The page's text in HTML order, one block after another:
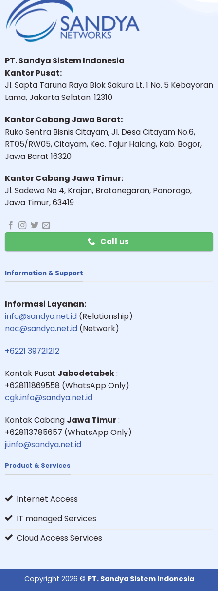
PT. Sandya Sistem Indonesia
Kantor Pusat:
Jl. Sapta Taruna Raya Blok Sakura Lt. 1 No. 5 Kebayoran
Lama, Jakarta Selatan, 12310
Kantor Cabang Jawa Barat:
Ruko Sentra Bisnis Citayam, Jl. Desa Citayam No.6,
RT05/RW05, Citayam, Kec. Tajur Halang, Kab. Bogor,
Jawa Barat 16320
Kantor Cabang Jawa Timur:
Jl. Sadewo No 4, Krajan, Brotonegaran, Ponorogo,
Jawa Timur, 63419
Call us
Information & Support
Informasi Layanan:
info@sandya.net.id(Relationship)
noc@sandya.net.id(Network)
+6221 39721212
Kontak Pusat Jabodetabek:
+628111869558 (WhatsApp Only)
cgk.info@sandya.net.id
Kontak Cabang Jawa Timur:
+628113785657 (WhatsApp Only)
ji.info@sandya.net.id
Product & Services
Internet Access
IT managed Services
Cloud Access Services
Copyright 2026 © PT. Sandya Sistem Indonesia